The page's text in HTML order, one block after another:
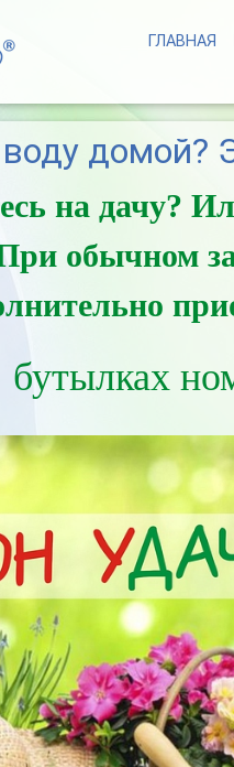
ГЛАВНАЯ
домой?
на дачу?
обычном
бутылках